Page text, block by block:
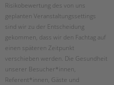
Seminarräume
STADTTEILARBEIT
PROFIL | LEITBILD
Bereiche im Überblick
Kinder- und Jugendschutz
Risikobewertung des von uns
geplanten Veranstaltungssettings
sind wir zu der Entscheidung
gekommen, dass wir den Fachtag auf
einen späteren Zeitpunkt
verschieben werden. Die Gesundheit
unserer Besucher*innen,
Referent*innen, Gäste und